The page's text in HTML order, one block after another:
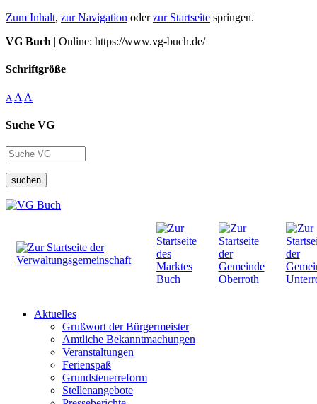
Zum Inhalt, zur Navigation oderzur Startseite springen.
VG Buch | Online: https://www.vg-buch.de/
Schriftgröße
A A A
Suche VG
suchen
Aktuelles
Grußwort der Bürgermeister
Amtliche Bekanntmachungen
Veranstaltungen
Ferienspaß
Grundsteuerreform
Stellenangebote